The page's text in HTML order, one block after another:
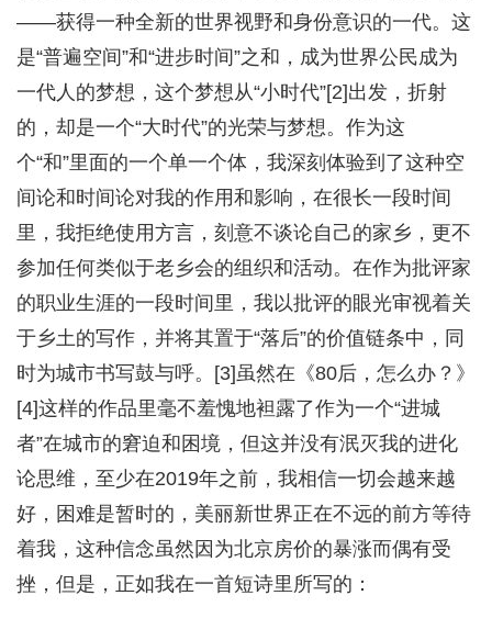
——获得一种全新的世界视野和身份意识的一代。这
是“普遍空间”和“进步时间”之和，成为世界公民成为
一代人的梦想，这个梦想从“小时代”[2]出发，折射
的，却是一个“大时代”的光荣与梦想。作为这
个“和”里面的一个单一个体，我深刻体验到了这种空
间论和时间论对我的作用和影响，在很长一段时间
里，我拒绝使用方言，刻意不谈论自己的家乡，更不
参加任何类似于老乡会的组织和活动。在作为批评家
的职业生涯的一段时间里，我以批评的眼光审视着关
于乡土的写作，并将其置于“落后”的价值链条中，同
时为城市书写鼓与呼。[3]虽然在《80后，怎么办？》
[4]这样的作品里毫不羞愧地袒露了作为一个“进城
者”在城市的窘迫和困境，但这并没有泯灭我的进化
论思维，至少在2019年之前，我相信一切会越来越
好，困难是暂时的，美丽新世界正在不远的前方等待
着我，这种信念虽然因为北京房价的暴涨而偶有受
挫，但是，正如我在一首短诗里所写的：